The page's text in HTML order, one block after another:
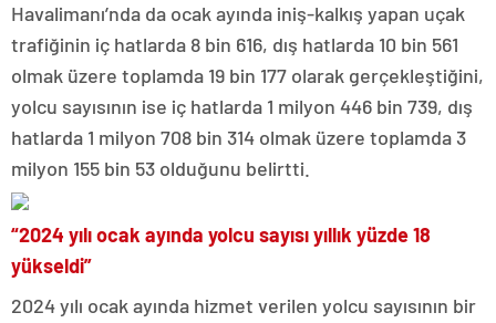
Havalimanı’nda da ocak ayında iniş-kalkış yapan uçak
trafiğinin iç hatlarda 8 bin 616, dış hatlarda 10 bin 561
olmak üzere toplamda 19 bin 177 olarak gerçekleştiğini,
yolcu sayısının ise iç hatlarda 1 milyon 446 bin 739, dış
hatlarda 1 milyon 708 bin 314 olmak üzere toplamda 3
milyon 155 bin 53 olduğunu belirtti.
“2024 yılı ocak ayında yolcu sayısı yıllık yüzde 18
yükseldi”
2024 yılı ocak ayında hizmet verilen yolcu sayısının bir